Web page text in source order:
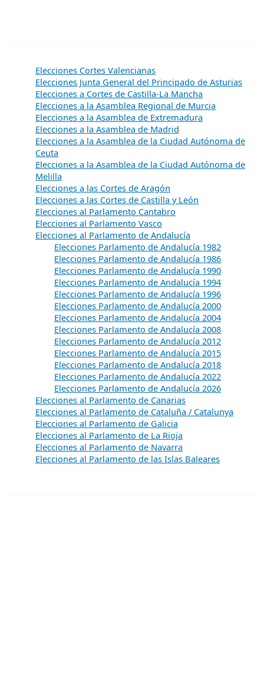
Elecciones Cortes Valencianas
Elecciones Junta General del Principado de Asturias
Elecciones a Cortes de Castilla-La Mancha
Elecciones a la Asamblea Regional de Murcia
Elecciones a la Asamblea de Extremadura
Elecciones a la Asamblea de Madrid
Elecciones a la Asamblea de la Ciudad Autónoma de
Ceuta
Elecciones a la Asamblea de la Ciudad Autónoma de
Melilla
Elecciones a las Cortes de Aragón
Elecciones a las Cortes de Castilla y León
Elecciones al Parlamento Cantabro
Elecciones al Parlamento Vasco
Elecciones al Parlamento de Andalucía
Elecciones Parlamento de Andalucía 1982
Elecciones Parlamento de Andalucía 1986
Elecciones Parlamento de Andalucía 1990
Elecciones Parlamento de Andalucía 1994
Elecciones Parlamento de Andalucía 1996
Elecciones Parlamento de Andalucía 2000
Elecciones Parlamento de Andalucía 2004
Elecciones Parlamento de Andalucía 2008
Elecciones Parlamento de Andalucía 2012
Elecciones Parlamento de Andalucía 2015
Elecciones Parlamento de Andalucía 2018
Elecciones Parlamento de Andalucía 2022
Elecciones Parlamento de Andalucía 2026
Elecciones al Parlamento de Canarias
Elecciones al Parlamento de Cataluña / Catalunya
Elecciones al Parlamento de Galicia
Elecciones al Parlamento de La Rioja
Elecciones al Parlamento de Navarra
Elecciones al Parlamento de las Islas Baleares